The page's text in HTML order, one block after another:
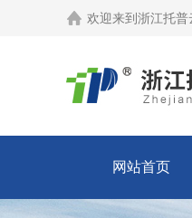
欢迎来到 浙江托普
网站首页